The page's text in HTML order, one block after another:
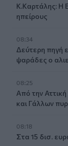
Κ.Καρτάλης: Η
ηπείρους
08:34
Δεύτερη πηγή
ψαράδες ο
08:25
Από την
και Γάλλων
08:18
Στα 15 δισ.